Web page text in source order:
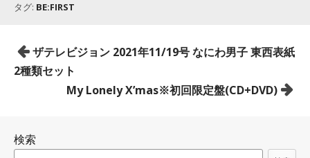
タグ: BE:FIRST
投
稿
ー
ザテレビジョン 2021年11/19号 なにわ男子 東西表紙
2種類セット
My Lonely X’mas※初回限定盤(CD+DVD)
検索